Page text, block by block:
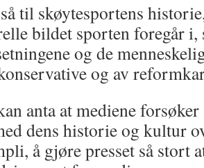
til skøytesportens
bildet sporten foregår i,
og de
og av
anta at mediene
dens historie og kultur
å gjøre presset så stort